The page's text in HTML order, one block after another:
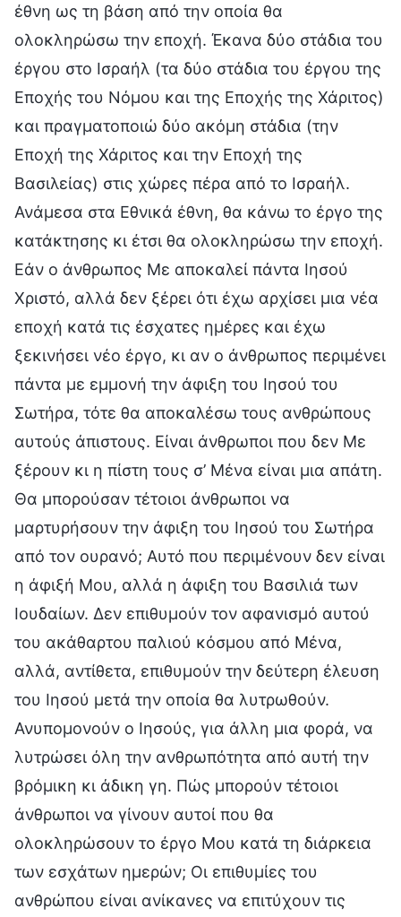
έθνη ως τη βάση από την οποία θα
ολοκληρώσω την εποχή. Έκανα δύο στάδια του
έργου στο Ισραήλ (τα δύο στάδια του έργου της
Εποχής του Νόμου και της Εποχής της Χάριτος)
και πραγματοποιώ δύο ακόμη στάδια (την
Εποχή της Χάριτος και την Εποχή της
Βασιλείας) στις χώρες πέρα από το Ισραήλ.
Ανάμεσα στα Εθνικά έθνη, θα κάνω το έργο της
κατάκτησης κι έτσι θα ολοκληρώσω την εποχή.
Εάν ο άνθρωπος Με αποκαλεί πάντα Ιησού
Χριστό, αλλά δεν ξέρει ότι έχω αρχίσει μια νέα
εποχή κατά τις έσχατες ημέρες και έχω
ξεκινήσει νέο έργο, κι αν ο άνθρωπος περιμένει
πάντα με εμμονή την άφιξη του Ιησού του
Σωτήρα, τότε θα αποκαλέσω τους ανθρώπους
αυτούς άπιστους. Είναι άνθρωποι που δεν Με
ξέρουν κι η πίστη τους σ’ Μένα είναι μια απάτη.
Θα μπορούσαν τέτοιοι άνθρωποι να
μαρτυρήσουν την άφιξη του Ιησού του Σωτήρα
από τον ουρανό; Αυτό που περιμένουν δεν είναι
η άφιξή Μου, αλλά η άφιξη του Βασιλιά των
Ιουδαίων. Δεν επιθυμούν τον αφανισμό αυτού
του ακάθαρτου παλιού κόσμου από Μένα,
αλλά, αντίθετα, επιθυμούν την δεύτερη έλευση
του Ιησού μετά την οποία θα λυτρωθούν.
Ανυπομονούν ο Ιησούς, για άλλη μια φορά, να
λυτρώσει όλη την ανθρωπότητα από αυτή την
βρόμικη κι άδικη γη. Πώς μπορούν τέτοιοι
άνθρωποι να γίνουν αυτοί που θα
ολοκληρώσουν το έργο Μου κατά τη διάρκεια
των εσχάτων ημερών; Οι επιθυμίες του
ανθρώπου είναι ανίκανες να επιτύχουν τις